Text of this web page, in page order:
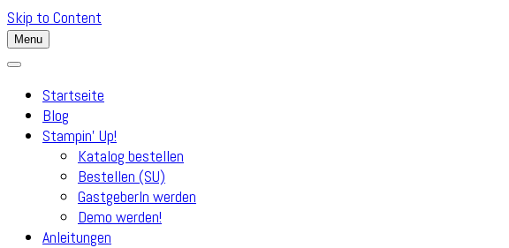
Skip to Content
Menu
Startseite
Blog
Stampin’ Up!
Katalog bestellen
Bestellen (SU)
GastgeberIn werden
Demo werden!
Anleitungen